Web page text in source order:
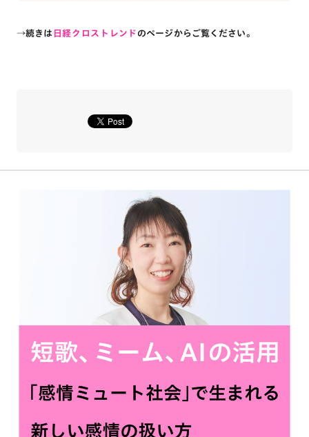
→続きは 日経クロストレンド のページからご覧ください。